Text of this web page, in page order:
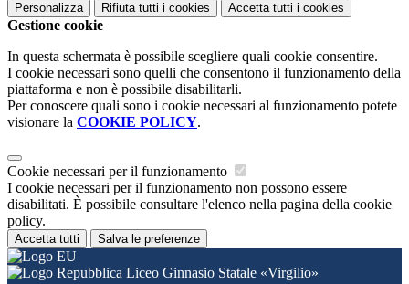
Personalizza Rifiuta tutti i cookies Accetta tutti i cookies
Gestione cookie
In questa schermata è possibile scegliere quali cookie consentire.
I cookie necessari sono quelli che consentono il funzionamento della
piattaforma e non è possibile disabilitarli.
Per conoscere quali sono i cookie necessari al funzionamento potete
visionare la COOKIE POLICY.
Cookie necessari per il funzionamento
I cookie necessari per il funzionamento non possono essere
disabilitati. È possibile consultare l'elenco nella pagina della cookie
policy.
Accetta tutti Salva le preferenze
Liceo Ginnasio Statale «Virgilio»